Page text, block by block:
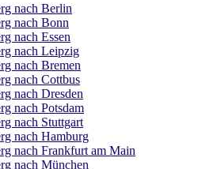
nach Berlin
nach Bonn
nach Essen
nach Leipzig
nach Bremen
nach Cottbus
nach Dresden
nach Potsdam
nach Stuttgart
nach Hamburg
nach Frankfurt am Main
nach München